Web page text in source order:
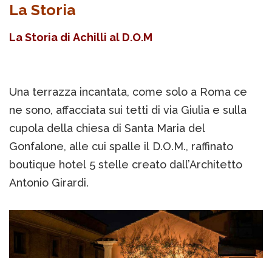
La Storia
La Storia di Achilli al D.O.M
Una terrazza incantata, come solo a Roma ce
ne sono, affacciata sui tetti di via Giulia e sulla
cupola della chiesa di Santa Maria del
Gonfalone, alle cui spalle il D.O.M., raffinato
boutique hotel 5 stelle creato dall’Architetto
Antonio Girardi.